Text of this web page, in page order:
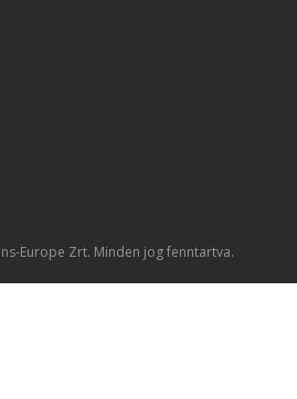
Europe Zrt. Minden jog fenntartva.